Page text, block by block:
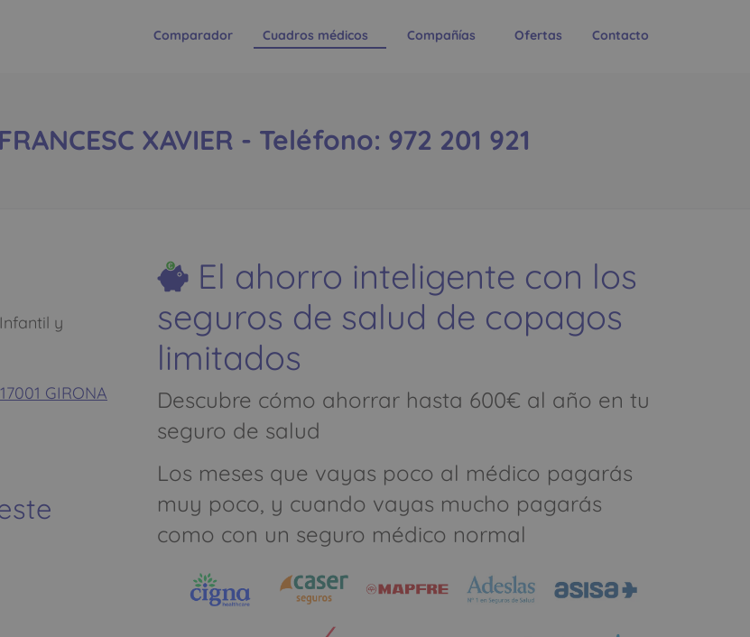
Comparador Cuadros médicos Compañías Ofertas Contacto
XAVIER - Teléfono: 972 201 921
y
GIRONA
El ahorro inteligente con los
seguros de salud de copagos
limitados
Descubre cómo ahorrar hasta 600€ al año en tu
seguro de salud
Los meses que vayas poco al médico pagarás
muy poco, y cuando vayas mucho pagarás
como con un seguro médico normal